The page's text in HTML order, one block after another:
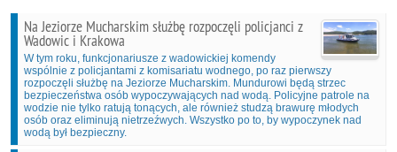
Na Jeziorze Mucharskim służbę rozpoczęli policjanci z
Wadowic i Krakowa
W tym roku, funkcjonariusze z wadowickiej komendy
wspólnie z policjantami z komisariatu wodnego, po raz pierwszy
rozpoczęli służbę na Jeziorze Mucharskim. Mundurowi będą strzec
bezpieczeństwa osób wypoczywających nad wodą. Policyjne patrole na
wodzie nie tylko ratują tonących, ale również studzą brawurę młodych
osób oraz eliminują nietrzeźwych. Wszystko po to, by wypoczynek nad
wodą był bezpieczny.